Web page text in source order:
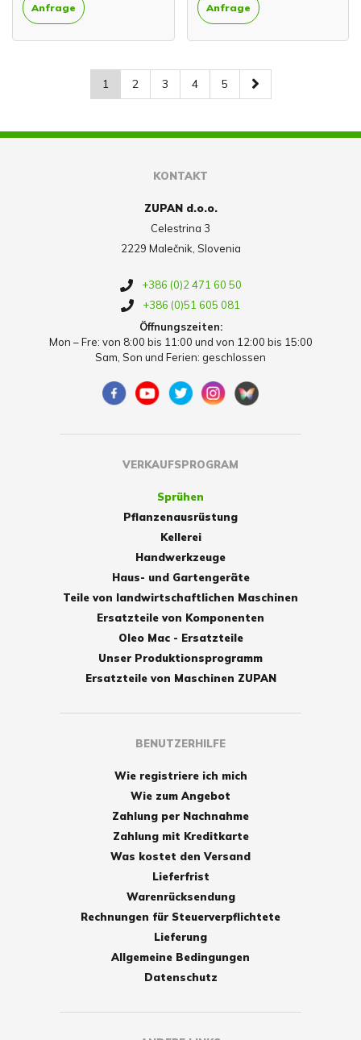
Anfrage Anfrage
1 2 3 4 5
KONTAKT
ZUPAN d.o.o.
Celestrina 3
2229 Malečnik, Slovenia
+386 (0)2 471 60 50
+386 (0)51 605 081
Öffnungszeiten:
Mon – Fre: von 8:00 bis 11:00 und von 12:00 bis 15:00
Sam, Son und Ferien: geschlossen
VERKAUFSPROGRAM
Sprühen
Pflanzenausrüstung
Kellerei
Handwerkzeuge
Haus- und Gartengeräte
Teile von landwirtschaftlichen Maschinen
Ersatzteile von Komponenten
Oleo Mac - Ersatzteile
Unser Produktionsprogramm
Ersatzteile von Maschinen ZUPAN
BENUTZERHILFE
Wie registriere ich mich
Wie zum Angebot
Zahlung per Nachnahme
Zahlung mit Kreditkarte
Was kostet den Versand
Lieferfrist
Warenrücksendung
Rechnungen für Steuerverpflichtete
Lieferung
Allgemeine Bedingungen
Datenschutz